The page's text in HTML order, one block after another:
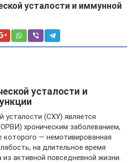
усталости и иммунной
усталости и
усталости (СХУ) является
хроническим заболеванием,
которого — немотивированная
на длительное время
активной повседневной жизни.